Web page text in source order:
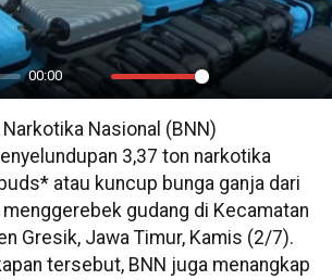
00:00
Mute Settings
PIP
Narkotika Nasional (BNN)
3,37 ton narkotika
atau kuncup bunga ganja dari
gudang di Kecamatan
Gresik, Jawa Timur, Kamis (2/7).
tersebut, BNN juga menangkap